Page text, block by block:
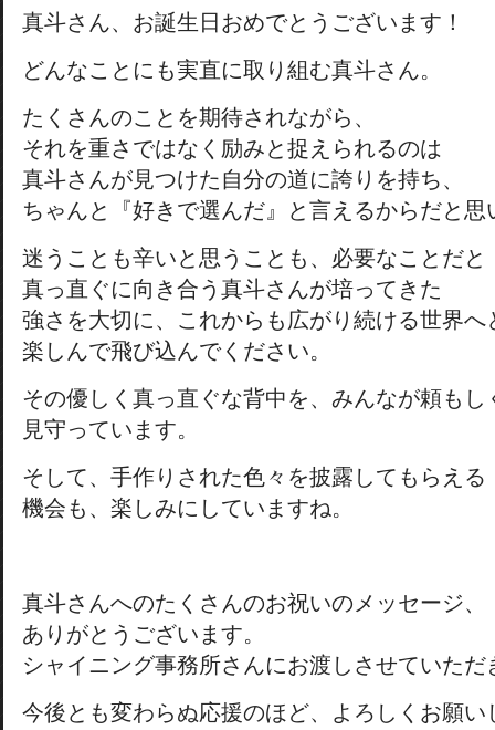
真斗さん、お誕生日おめでとうございます！
どんなことにも実直に取り組む真斗さん。
たくさんのことを期待されながら、
それを重さではなく励みと捉えられるのは
真斗さんが見つけた自分の道に誇りを持ち、
ちゃんと『好きで選んだ』と言えるからだと思
迷うことも辛いと思うことも、必要なことだと
真っ直ぐに向き合う真斗さんが培ってきた
強さを大切に、これからも広がり続ける世界へ
楽しんで飛び込んでください。
その優しく真っ直ぐな背中を、みんなが頼もし
見守っています。
そして、手作りされた色々を披露してもらえる
機会も、楽しみにしていますね。
真斗さんへのたくさんのお祝いのメッセージ、
ありがとうございます。
シャイニング事務所さんにお渡しさせていただ
今後とも変わらぬ応援のほど、よろしくお願い